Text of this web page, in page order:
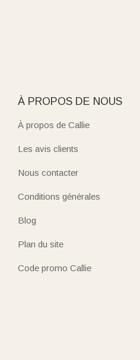
À PROPOS DE NOUS
À propos de Callie
Les avis clients
Nous contacter
Conditions générales
Blog
Plan du site
Code promo Callie